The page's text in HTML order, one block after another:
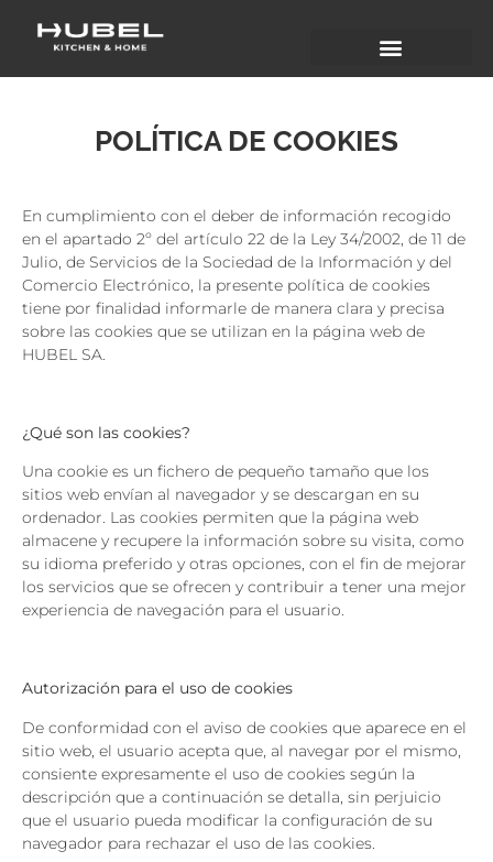
POLÍTICA DE COOKIES
En cumplimiento con el deber de información recogido
en el apartado 2º del artículo 22 de la Ley 34/2002, de 11 de
Julio, de Servicios de la Sociedad de la Información y del
Comercio Electrónico, la presente política de cookies
tiene por finalidad informarle de manera clara y precisa
sobre las cookies que se utilizan en la página web de
HUBEL SA.
¿Qué son las cookies?
Una cookie es un fichero de pequeño tamaño que los
sitios web envían al navegador y se descargan en su
ordenador. Las cookies permiten que la página web
almacene y recupere la información sobre su visita, como
su idioma preferido y otras opciones, con el fin de mejorar
los servicios que se ofrecen y contribuir a tener una mejor
experiencia de navegación para el usuario.
Autorización para el uso de cookies
De conformidad con el aviso de cookies que aparece en el
sitio web, el usuario acepta que, al navegar por el mismo,
consiente expresamente el uso de cookies según la
descripción que a continuación se detalla, sin perjuicio
que el usuario pueda modificar la configuración de su
navegador para rechazar el uso de las cookies.